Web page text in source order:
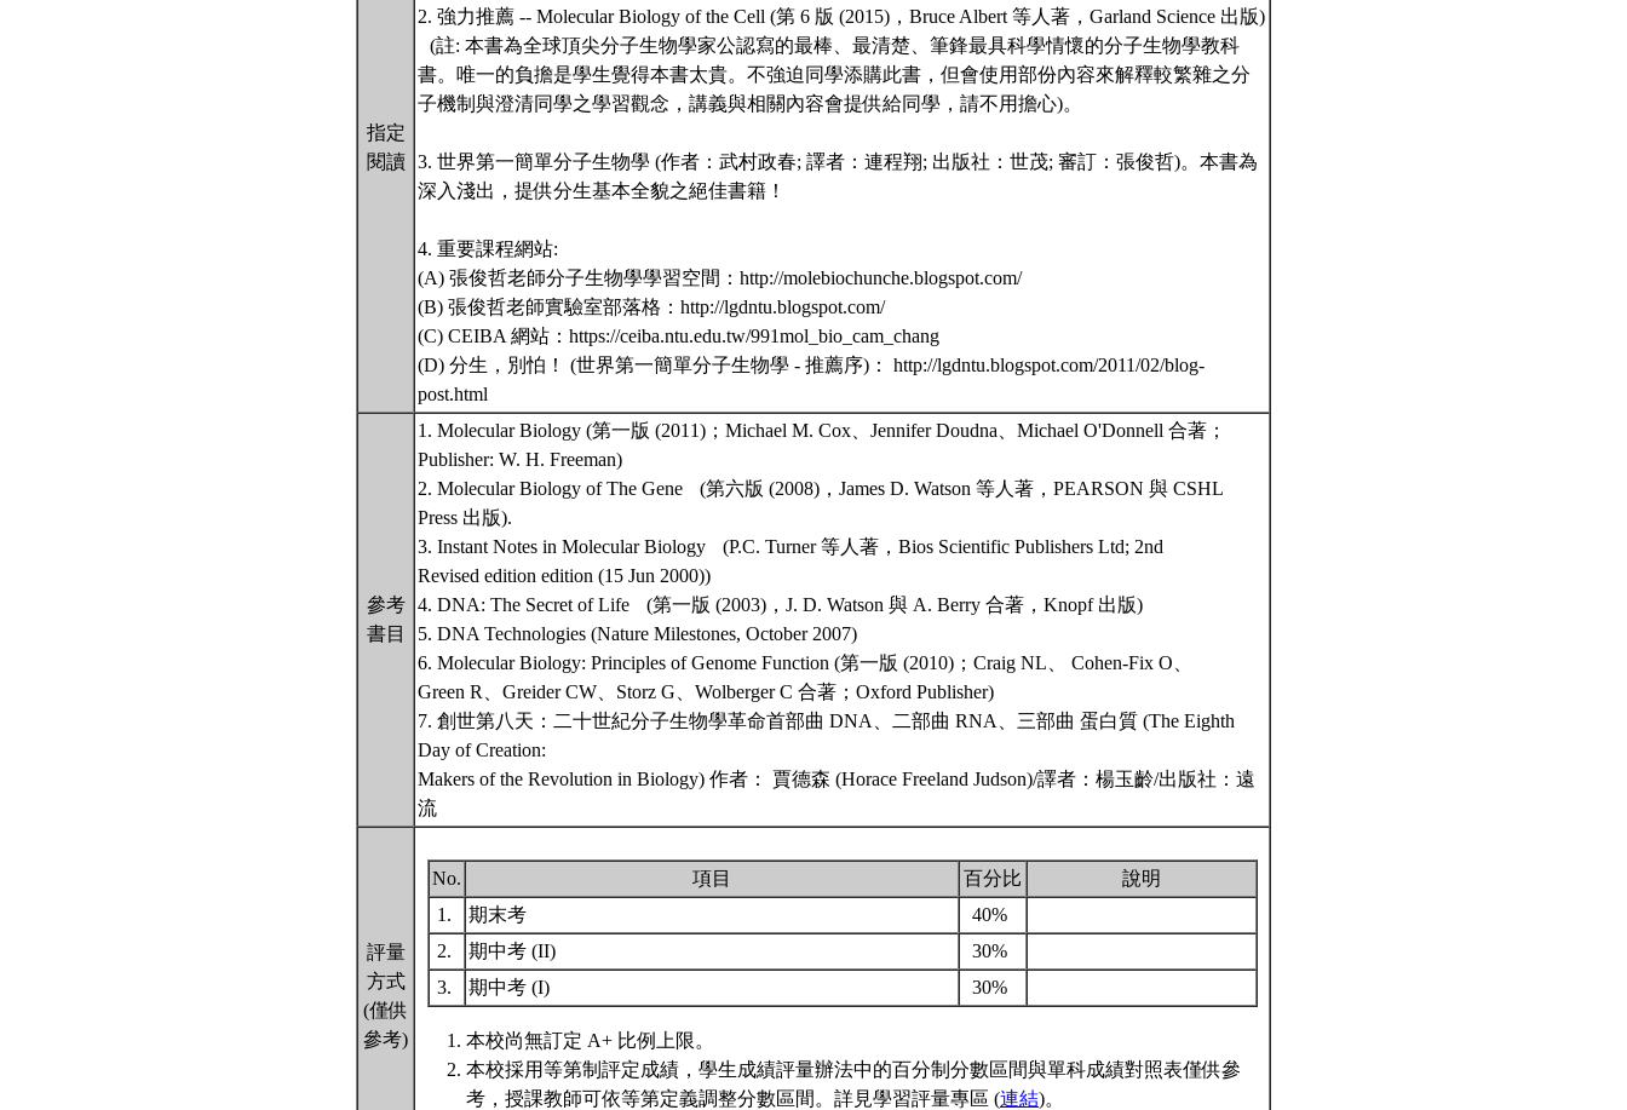
指定
閱讀
2. 強力推薦 -- Molecular Biology of the Cell (第 6 版 (2015)，Bruce Albert 等人著，Garland Science 出版)
(註: 本書為全球頂尖分子生物學家公認寫的最棒、最清楚、筆鋒最具科學情懷的分子生物學教科
書。唯一的負擔是學生覺得本書太貴。不強迫同學添購此書，但會使用部份內容來解釋較繁雜之分
子機制與澄清同學之學習觀念，講義與相關內容會提供給同學，請不用擔心)。
3. 世界第一簡單分子生物學 (作者：武村政春; 譯者：連程翔; 出版社：世茂; 審訂：張俊哲)。本書為
深入淺出，提供分生基本全貌之絕佳書籍！
4. 重要課程網站:
(A) 張俊哲老師分子生物學學習空間：http://molebiochunche.blogspot.com/
(B) 張俊哲老師實驗室部落格：http://lgdntu.blogspot.com/
(C) CEIBA 網站：https://ceiba.ntu.edu.tw/991mol_bio_cam_chang
(D) 分生，別怕！ (世界第一簡單分子生物學 - 推薦序)： http://lgdntu.blogspot.com/2011/02/blog-
post.html
參考
書目
1. Molecular Biology (第一版 (2011)；Michael M. Cox、Jennifer Doudna、Michael O'Donnell 合著；
Publisher: W. H. Freeman)
2. Molecular Biology of The Gene (第六版 (2008)，James D. Watson 等人著，PEARSON 與 CSHL
Press 出版).
3. Instant Notes in Molecular Biology (P.C. Turner 等人著，Bios Scientific Publishers Ltd; 2nd
Revised edition edition (15 Jun 2000))
4. DNA: The Secret of Life (第一版 (2003)，J. D. Watson 與 A. Berry 合著，Knopf 出版)
5. DNA Technologies (Nature Milestones, October 2007)
6. Molecular Biology: Principles of Genome Function (第一版 (2010)；Craig NL、 Cohen-Fix O、
Green R、Greider CW、Storz G、Wolberger C 合著；Oxford Publisher)
7. 創世第八天：二十世紀分子生物學革命首部曲 DNA、二部曲 RNA、三部曲 蛋白質 (The Eighth
Day of Creation:
Makers of the Revolution in Biology) 作者： 賈德森 (Horace Freeland Judson)/譯者：楊玉齡/出版社：遠
流
評量
方式
(僅供
參考)
No. 項目 百分比
說明
1.
期末考
40%
2.
期中考 (II)
30%
3.
期中考 (I) 30%
本校尚無訂定 A+ 比例上限。
本校採用等第制評定成績，學生成績評量辦法中的百分制分數區間與單科成績對照表僅供參
考，授課教師可依等第定義調整分數區間。詳見學習評量專區 (連結)。